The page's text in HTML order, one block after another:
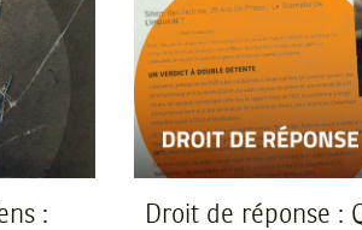
:
Droit de réponse :